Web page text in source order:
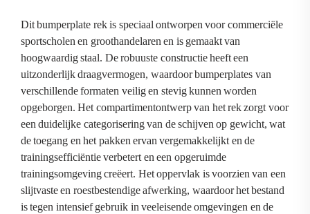
Dit bumperplate rek is speciaal ontworpen voor commerciële
sportscholen en groothandelaren en is gemaakt van
hoogwaardig staal. De robuuste constructie heeft een
uitzonderlijk draagvermogen, waardoor bumperplates van
verschillende formaten veilig en stevig kunnen worden
opgeborgen. Het compartimentontwerp van het rek zorgt voor
een duidelijke categorisering van de schijven op gewicht, wat
de toegang en het pakken ervan vergemakkelijkt en de
trainingsefficiëntie verbetert en een opgeruimde
trainingsomgeving creëert. Het oppervlak is voorzien van een
slijtvaste en roestbestendige afwerking, waardoor het bestand
is tegen intensief gebruik in veeleisende omgevingen en de